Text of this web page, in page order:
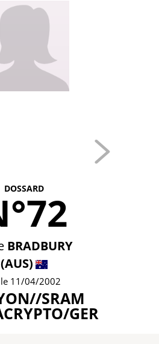
DOSSARD
BRADBURY
(AUS)
11/04/2002
SRAM
GER